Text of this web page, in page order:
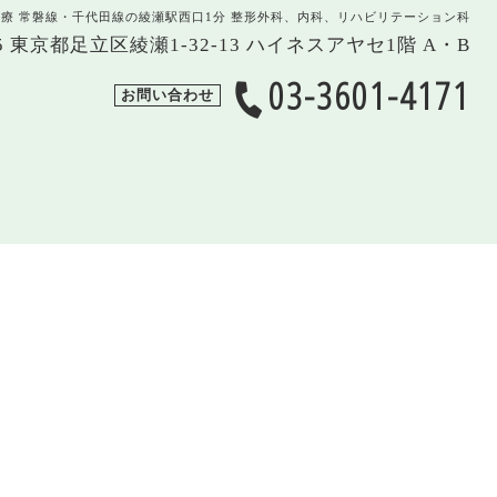
常磐線・千代田線の綾瀬駅西口1分 整形外科、内科、リハビリテーション科
東京都足立区綾瀬1-32-13 ハイネスアヤセ1階 A・B
お問い合わせ 03-3601-4171